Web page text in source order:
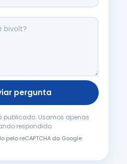
pergunta
publicado. Usamos apenas
respondido.
pelo reCAPTCHA da Google